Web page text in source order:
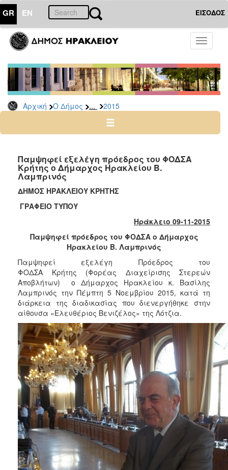
GR EN ΕΙΣΟΔΟΣ
Toggle
Αρχική Ο Δήμος ... 2015
ΔΗΜΟΣ
Δελτία
Τύπου
Αρχείο
2026
2024
2022
2021
2017
2016
2015
2013
2012
2011
2010
2006
ΤΟΠΟΣ
ΠΟΛΙΤΙΣΜΟΣ
ΑΝΘΕΚΤΙΚΗ
Παμψηφεί εξελέγη πρόεδρος του ΦΟΔΣΑ
Κρήτης ο Δήμαρχος Ηρακλείου Β.
Λαμπρινός
ΔΗΜΟΣ ΗΡΑΚΛΕΙΟΥ ΚΡΗΤΗΣ
ΓΡΑΦΕΙΟ ΤΥΠΟΥ
Ηράκλειο 09-11-2015
Παμψηφεί πρόεδρος του ΦΟΔΣΑ ο Δήμαρχος
Ηρακλείου Β. Λαμπρινός
Παμψηφεί εξελέγη Πρόεδρος του
ΦΟΔΣΑ Κρήτης (Φορέας Διαχείρισης Στερεών
Αποβλήτων) ο Δήμαρχος Ηρακλείου κ. Βασίλης
Λαμπρινός την Πέμπτη 5 Νοεμβρίου 2015, κατά τη
διάρκεια της διαδικασίας που διενεργήθηκε στην
αίθουσα «Ελευθέριος Βενιζέλος» της Λότζια.